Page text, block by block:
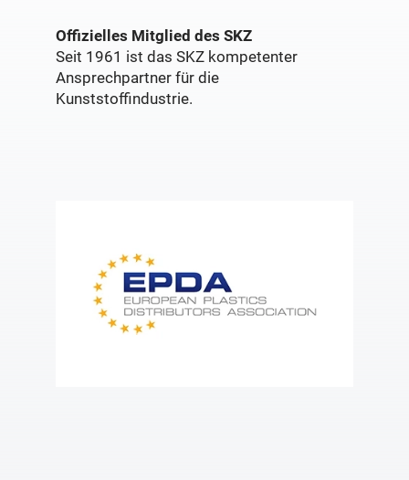
Offizielles Mitglied des SKZ
Seit 1961 ist das SKZ kompetenter
Ansprechpartner für die
Kunststoffindustrie.